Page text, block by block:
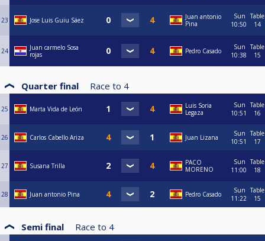
23 Jose Luis Guiu Sáez
Juan antonio
Pina
Sun
10:50
Table
14
24
Juan carmelo Sosa
rojas
Pedro Casado
Sun
10:38
Table
15
Quarter final Race to 4
25 Marta Vida de León
Luis Soria
Legaza
Sun
10:51
Table
16
26 Carlos Cabello Ariza Juan Lizana
Sun
10:51
Table
17
27 Susana Trilla
PACO
MORENO
Sun
11:00
Table
18
28 Juan antonio Pina Pedro Casado
Sun
11:22
Table
15
Semi final Race to 4